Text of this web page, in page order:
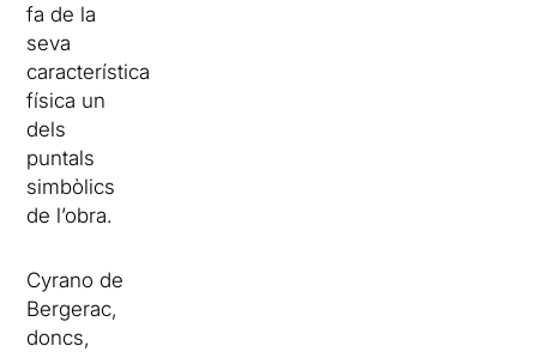
fa de la
seva
característica
física un
dels
puntals
simbòlics
de l’obra.
Cyrano de
Bergerac,
doncs,